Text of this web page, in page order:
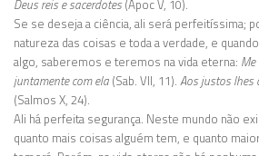
Deus reis e sacerdotes(Apoc V, 10).
Se se deseja a ciência, ali será perfeitíssima;
natureza das coisas e toda a verdade, e
algo, saberemos e teremos na vida eterna:
juntamente com ela (Sab. VII, 11). Aos justos lhes
(Salmos X, 24).
Ali há perfeita segurança. Neste mundo não
quanto mais coisas alguém tem, e quanto